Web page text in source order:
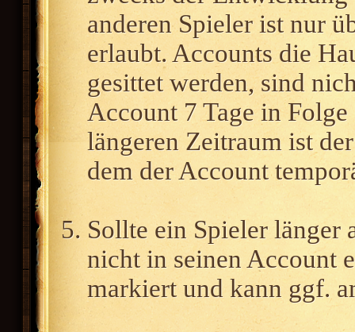
anderen Spieler ist nur
erlaubt. Accounts die
gesittet werden, sind
Account 7 Tage in
längeren Zeitraum ist
dem der Account
Sollte ein Spieler länger
nicht in seinen Account
markiert und kann ggf.